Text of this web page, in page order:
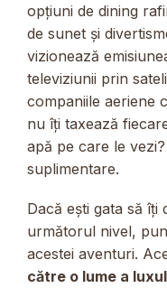
opțiuni de dining
de sunet și
vizionează
televiziunii prin
companiile aeriene
nu îți taxează
apă pe care le
suplimentare.
Dacă ești gata să îți
următorul nivel,
acestei aventuri.
către o lume a